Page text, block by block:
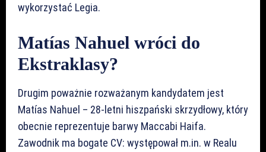
wykorzystać Legia.
Matías Nahuel wróci do
Ekstraklasy?
Drugim poważnie rozważanym kandydatem jest
Matías Nahuel – 28-letni hiszpański skrzydłowy, który
obecnie reprezentuje barwy Maccabi Haifa.
Zawodnik ma bogate CV: występował m.in. w Realu